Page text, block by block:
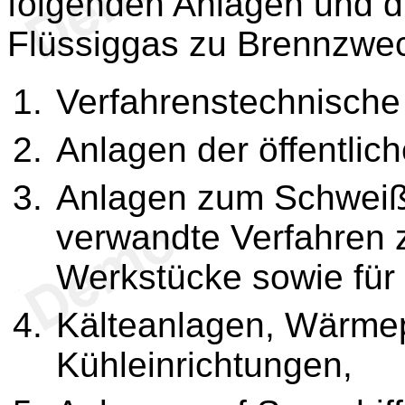
Flüssiggas zu
Anlagen der
Anlagen zum
verwandte Verfahren
Werkstücke sowie
Kälteanlagen,
Kühleinrichtungen,